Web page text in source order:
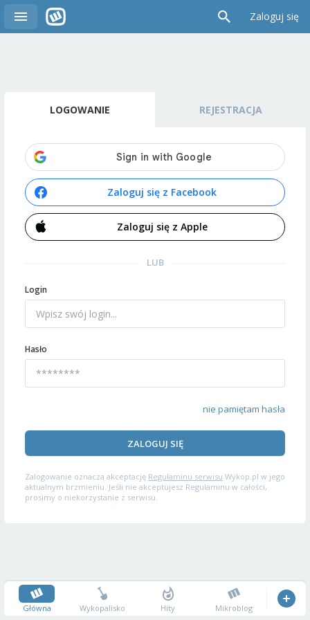
Zaloguj się
LOGOWANIE REJESTRACJA
Zaloguj się z Facebook
Zaloguj się z Apple
LUB
Login
Hasło
nie pamiętam hasła
ZALOGUJ SIĘ
Zalogowanie oznacza akceptację Regulaminu serwisu Wykop.pl w jego
aktualnym brzmieniu. Jeśli nie akceptujesz Regulaminu w całości,
prosimy o niekorzystanie z serwisu.
Główna Wykopalisko Hity Mikroblog